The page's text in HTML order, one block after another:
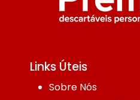
Links Úteis
Sobre Nós